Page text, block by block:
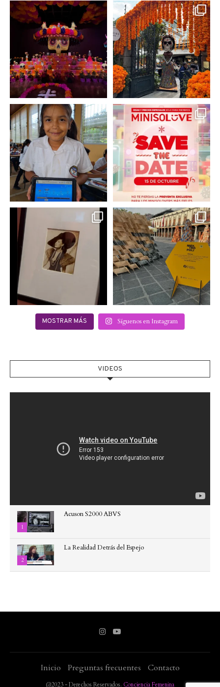
A partir de hoy miercoles
23 de octubre y hasta el...
2 0
No te pierdas la exhibición
de @menchaca.studio...
2 0
En un contexto donde
muchas niñas y
adolescentes...
0 0
La temporada navideña
llegó a @minisomexico...
2 0
Hoy sábado 28 de
septiembre se inauguró
en...
2 0
Este fin de semana no te
pierdas @mextropoli, el...
2 0
MOSTRAR MÁS Síguenos en Instagram
VIDEOS
1
Acuson S2000 ABVS
2
La Realidad Detrás del Espejo
Inicio Preguntas frecuentes Contacto
@2023 - Derechos Reservados. Conciencia Femenina